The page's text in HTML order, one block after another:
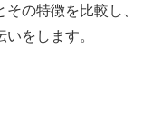
の特徴を比較し、
をします。